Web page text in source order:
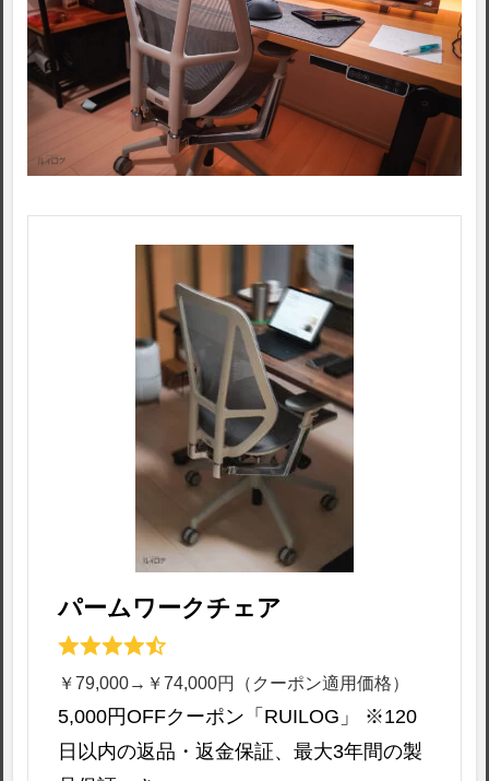
パームワークチェア
￥79,000→￥74,000円（クーポン適用価格）
5,000円OFFクーポン「RUILOG」 ※120
日以内の返品・返金保証、最大3年間の製